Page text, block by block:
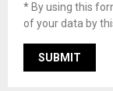
* By using this
of your data by